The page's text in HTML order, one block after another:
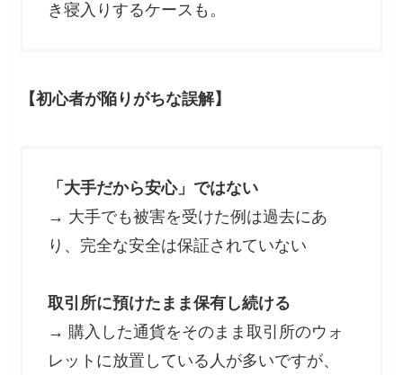
き寝入りするケースも。
【初心者が陥りがちな誤解】
「大手だから安心」ではない
→ 大手でも被害を受けた例は過去にあ
り、完全な安全は保証されていない
取引所に預けたまま保有し続ける
→ 購入した通貨をそのまま取引所のウォ
レットに放置している人が多いですが、